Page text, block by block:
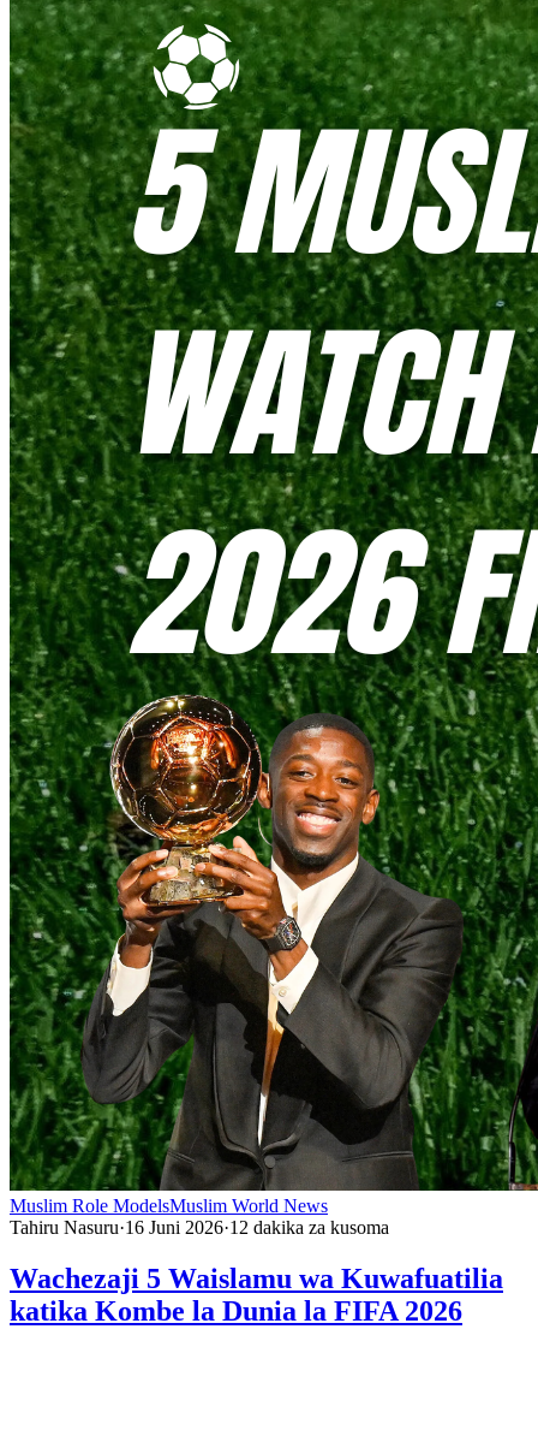
Muslim Role ModelsMuslim World News
Tahiru Nasuru·16 Juni 2026·12 dakika za kusoma
Wachezaji 5 Waislamu wa Kuwafuatilia
katika Kombe la Dunia la FIFA 2026